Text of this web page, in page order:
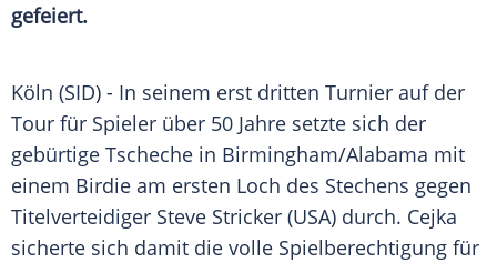
gefeiert.
Köln (SID) - In seinem erst dritten Turnier auf der
Tour für Spieler über 50 Jahre setzte sich der
gebürtige Tscheche in Birmingham/Alabama mit
einem Birdie am ersten Loch des Stechens gegen
Titelverteidiger Steve Stricker (USA) durch. Cejka
sicherte sich damit die volle Spielberechtigung für